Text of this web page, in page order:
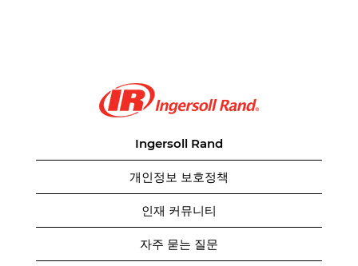
Ingersoll Rand
개인정보 보호정책
인재 커뮤니티
자주 묻는 질문